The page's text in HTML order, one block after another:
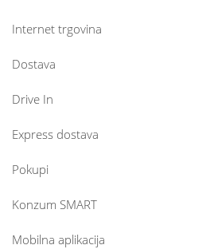
Internet trgovina
Dostava
Drive In
Express dostava
Pokupi
Konzum SMART
Mobilna aplikacija